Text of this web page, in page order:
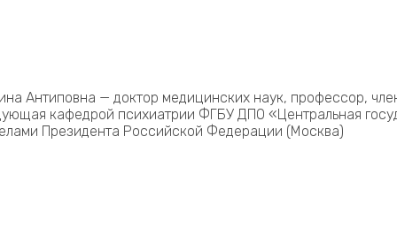
Антиповна — доктор медицинских наук, профессор,
кафедрой психиатрии ФГБУ ДПО «Центральная
Президента Российской Федерации (Москва)